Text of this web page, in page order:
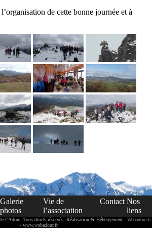
de cette bonne journée et à
Galerie
photos
Vie de
l’association
Contact Nos
liens
Tous droits réservés. Réalisation & Hébergement : Webadour.fr
- www.webadour.fr